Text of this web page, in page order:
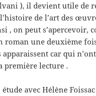
), il devient utile de
de l’art des
, on peut s’apercevoir,
roman une deuxième
car qui
première lecture .
avec Hélène